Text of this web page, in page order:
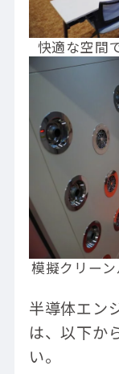
快適な空間
模擬クリー
半導体エン
は、以下か
い。